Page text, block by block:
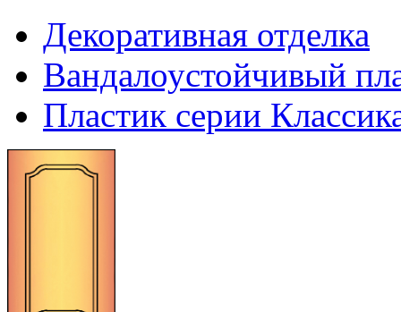
Декоративная отделка
Вандалоустойчивый
Пластик серии